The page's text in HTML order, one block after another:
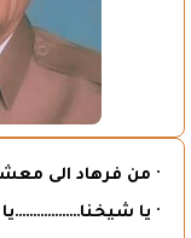
· من فرهاد الى
· يا